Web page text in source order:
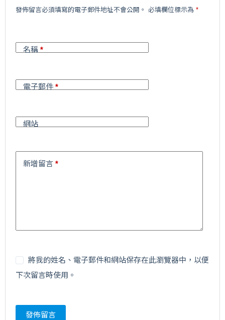
發佈留言必須填寫的電子郵件地址不會公開。 必填欄位標示為 *
名稱 *
電子郵件 *
網站
新增留言 *
將我的姓名、電子郵件和網站保存在此瀏覽器中，以便
下次留言時使用。
發佈留言
A
r
n
i
v